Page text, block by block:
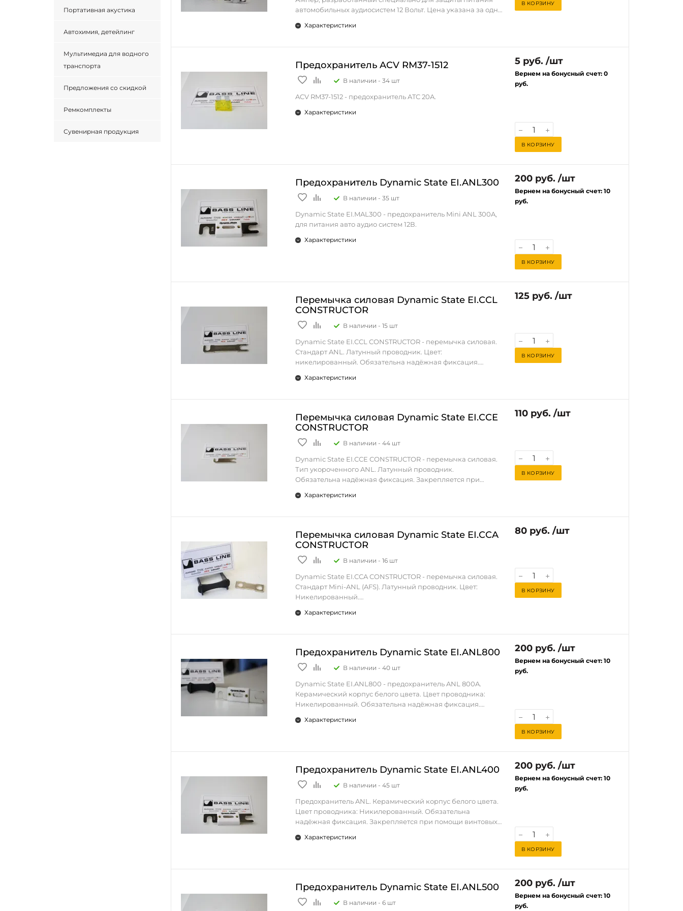
Портативная акустика
Автохимия, детейлинг
Мультимедиа для водного
транспорта
Предложения со скидкой
Ремкомплекты
Сувенирная продукция
повреждения.
Этот держатель предохранителя является ключевым
компонентом для обеспечения стабильности и
долговечности.
автомобильных аудиосистем 12 Вольт. Цена указана за одну
замыкания, обеспечивая безопасность и
продолжительность срока службы оборудования.
Идеально подходит для использования в автомобильных
компонентах аудиосистемы.
Характеристики
В КОРЗИНУ
Предохранитель ACV RM37-1512
В наличии - 34 шт
ACV RM37-1512 - предохранитель ATC 20A.
Характеристики
5 руб. /шт
Вернем на бонусный счет: 0
руб.
В КОРЗИНУ
Предохранитель Dynamic State EI.ANL300
В наличии - 35 шт
Dynamic State EI.MAL300 - предохранитель Mini ANL 300A,
для питания авто аудио систем 12В.
Характеристики
200 руб. /шт
Вернем на бонусный счет: 10
руб.
В КОРЗИНУ
Перемычка силовая Dynamic State EI.CCL
CONSTRUCTOR
В наличии - 15 шт
Dynamic State EI.CCL CONSTRUCTOR - перемычка силовая.
Стандарт ANL. Латунный проводник. Цвет:
никелированный. Обязательна надёжная фиксация.
автомобильных аудио систем 12В. 1 шт.
Характеристики
125 руб. /шт
В КОРЗИНУ
Перемычка силовая Dynamic State EI.CCE
CONSTRUCTOR
В наличии - 44 шт
Dynamic State EI.CCE CONSTRUCTOR - перемычка силовая.
Тип укороченного ANL. Латунный проводник.
Обязательна надёжная фиксация. Закрепляется при
систем 12В. 1 шт.
Характеристики
110 руб. /шт
В КОРЗИНУ
Перемычка силовая Dynamic State EI.CCA
CONSTRUCTOR
В наличии - 16 шт
Dynamic State EI.CCA CONSTRUCTOR - перемычка силовая.
Стандарт Mini-ANL (AFS). Латунный проводник. Цвет:
Никелированный.
помощи винтовых зажимов. Для автомобильных аудио
Характеристики
80 руб. /шт
В КОРЗИНУ
Предохранитель Dynamic State EI.ANL800
В наличии - 40 шт
Dynamic State EI.ANL800 - предохранитель ANL 800A.
Керамический корпус белого цвета. Цвет проводника:
Никелированный. Обязательна надёжная фиксация.
автомобильных аудио систем 12В.
Характеристики
200 руб. /шт
Вернем на бонусный счет: 10
руб.
В КОРЗИНУ
Предохранитель Dynamic State EI.ANL400
В наличии - 45 шт
Предохранитель ANL. Керамический корпус белого цвета.
Цвет проводника: Никилерованный. Обязательна
надёжная фиксация. Закрепляется при помощи винтовых
Характеристики
200 руб. /шт
Вернем на бонусный счет: 10
руб.
В КОРЗИНУ
Предохранитель Dynamic State EI.ANL500
В наличии - 6 шт
200 руб. /шт
Вернем на бонусный счет: 10
руб.